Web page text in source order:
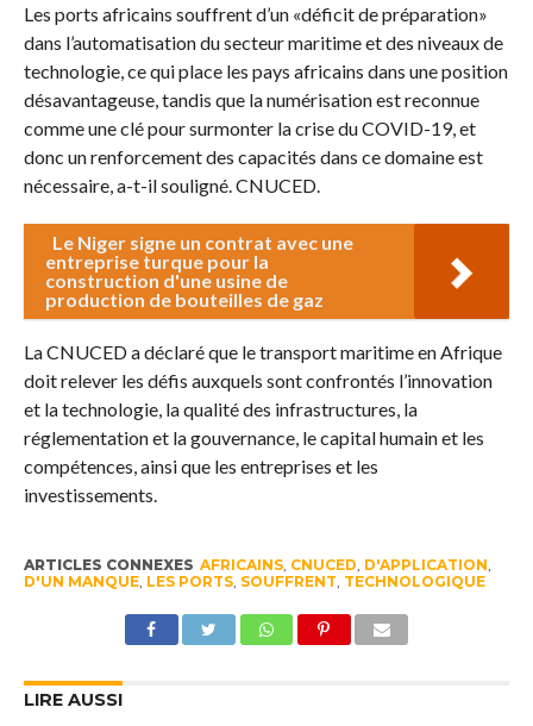
Les ports africains souffrent d’un «déficit de préparation»
dans l’automatisation du secteur maritime et des niveaux de
technologie, ce qui place les pays africains dans une position
désavantageuse, tandis que la numérisation est reconnue
comme une clé pour surmonter la crise du COVID-19, et
donc un renforcement des capacités dans ce domaine est
nécessaire, a-t-il souligné. CNUCED.
Le Niger signe un contrat avec une
entreprise turque pour la
construction d'une usine de
production de bouteilles de gaz
La CNUCED a déclaré que le transport maritime en Afrique
doit relever les défis auxquels sont confrontés l’innovation
et la technologie, la qualité des infrastructures, la
réglementation et la gouvernance, le capital humain et les
compétences, ainsi que les entreprises et les
investissements.
ARTICLES CONNEXES AFRICAINS, CNUCED D'APPLICATION
D'UN MANQUE, LES PORTS, SOUFFRENT TECHNOLOGIQUE
LIRE AUSSI